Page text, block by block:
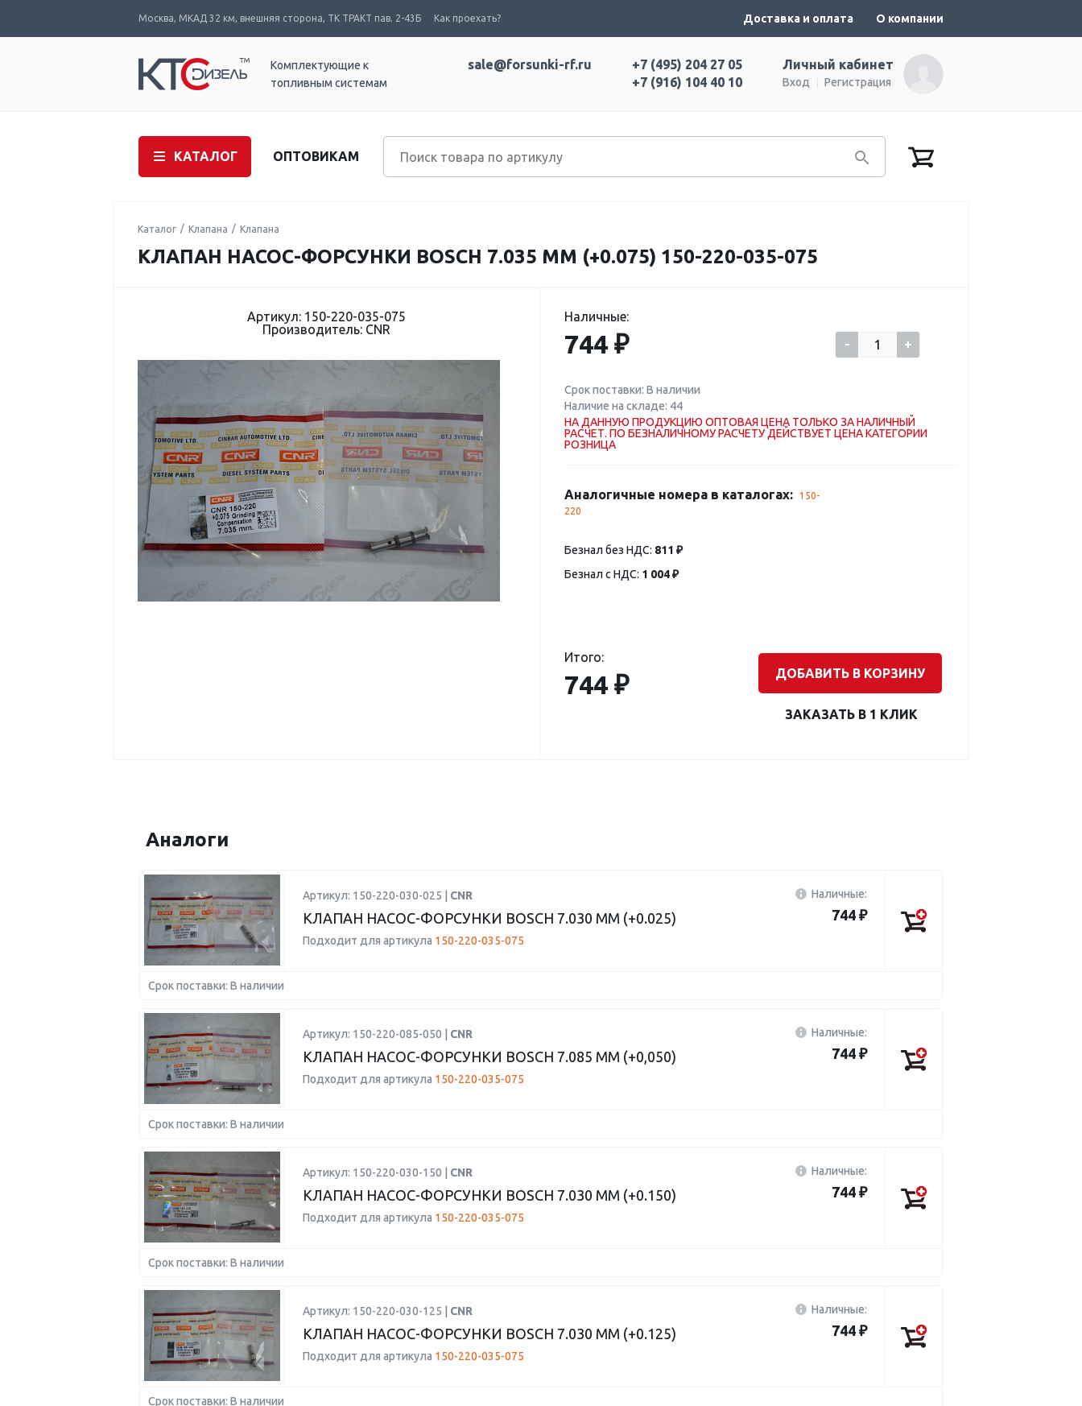
Москва, МКАД 32 км, внешняя сторона, ТК ТРАКТ пав. 2-43Б Как проехать? Доставка и оплата О компании
Комплектующие к
топливным системам
Личный кабинет
Вход Регистрация
+7 (495) 204 27 05
+7 (916) 104 40 10
sale@forsunki-rf.ru
КАТАЛОГ ОПТОВИКАМ
Каталог Клапана Клапана
КЛАПАН НАСОС-ФОРСУНКИ BOSCH 7.035 ММ (+0.075) 150-220-035-075
Артикул: 150-220-035-075
Производитель: CNR
Наличные:
744 ₽ - +
Срок поставки: В наличии
Наличие на складе: 44
НА ДАННУЮ ПРОДУКЦИЮ ОПТОВАЯ ЦЕНА ТОЛЬКО ЗА НАЛИЧНЫЙ
РАСЧЕТ. ПО БЕЗНАЛИЧНОМУ РАСЧЕТУ ДЕЙСТВУЕТ ЦЕНА КАТЕГОРИИ
РОЗНИЦА
Аналогичные номера в каталогах:
150-
220
Безнал без НДС: 811 ₽
Безнал с НДС: 1 004 ₽
Итого:
744 ₽ ДОБАВИТЬ В КОРЗИНУ
ЗАКАЗАТЬ В 1 КЛИК
Аналоги
Артикул: 150-220-030-025 | CNR
КЛАПАН НАСОС-ФОРСУНКИ BOSCH 7.030 ММ (+0.025)
Подходит для артикула 150-220-035-075
Наличные:
744 ₽
Срок поставки: В наличии
Артикул: 150-220-085-050 | CNR
КЛАПАН НАСОС-ФОРСУНКИ BOSCH 7.085 ММ (+0,050)
Подходит для артикула 150-220-035-075
Наличные:
744 ₽
Срок поставки: В наличии
Артикул: 150-220-030-150 | CNR
КЛАПАН НАСОС-ФОРСУНКИ BOSCH 7.030 ММ (+0.150)
Подходит для артикула 150-220-035-075
Наличные:
744 ₽
Срок поставки: В наличии
Артикул: 150-220-030-125 | CNR
КЛАПАН НАСОС-ФОРСУНКИ BOSCH 7.030 ММ (+0.125)
Подходит для артикула 150-220-035-075
Наличные:
744 ₽
Срок поставки: В наличии